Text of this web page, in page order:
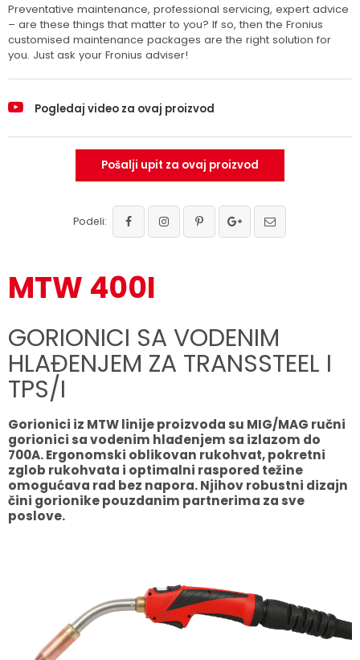
Preventative maintenance, professional servicing, expert advice
– are these things that matter to you? If so, then the Fronius
customised maintenance packages are the right solution for
you. Just ask your Fronius adviser!
Pogledaj video za ovaj proizvod
Pošalji upit za ovaj proizvod
Podeli:
MTW 400I
GORIONICI SA VODENIM
HLAĐENJEM ZA TRANSSTEEL I
TPS/I
Gorionici iz MTW linije proizvoda su MIG/MAG ručni
gorionici sa vodenim hlađenjem sa izlazom do
700A. Ergonomski oblikovan rukohvat, pokretni
zglob rukohvata i optimalni raspored težine
omogućava rad bez napora. Njihov robustni dizajn
čini gorionike pouzdanim partnerima za sve
poslove.